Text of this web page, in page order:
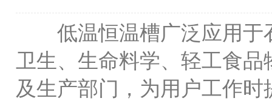
低温恒温槽广泛应用于
卫生、生命料学、轻工食
及生产部门，为用户工作